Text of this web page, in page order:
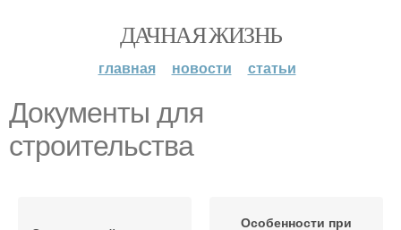
ДАЧНАЯ ЖИЗНЬ
главная новости статьи
Документы для
строительства
Особенности при